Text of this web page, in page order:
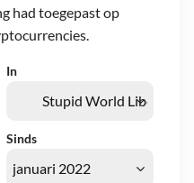
had toegepast op
In
Sinds